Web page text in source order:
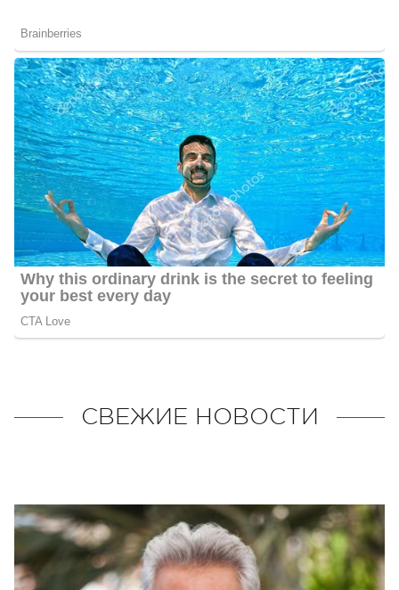
СВЕЖИЕ НОВОСТИ